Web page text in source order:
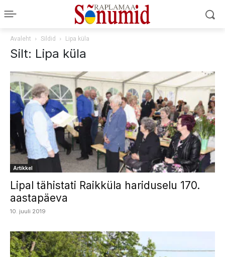
Avaleht Sildid Lipa küla
Silt: Lipa küla
Artikkel
Lipal tähistati Raikküla hariduselu 170.
aastapäeva
10. juuli 2019